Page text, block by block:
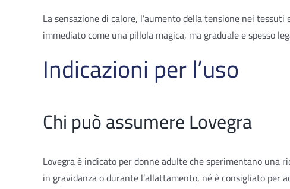
La sensazione di calore, l’aumento della tensione nei
immediato come una pillola magica, ma graduale e spesso
Indicazioni per l’uso
Chi può assumere Lovegra
Lovegra è indicato per donne adulte che sperimentano una
in gravidanza o durante l’allattamento, né è consigliato per